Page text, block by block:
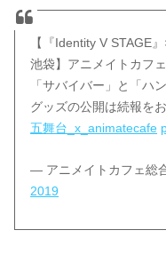
【『Identity V STAGE
池袋】アニメイトカフ
「サバイバー」と「ハ
グッズの公開は続報を
五舞台_x_animatecafe
— アニメイトカフェ総
2019